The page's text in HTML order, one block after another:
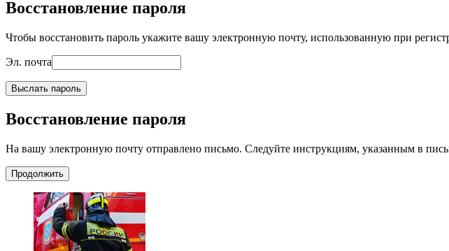
Восстановление пароля
Чтобы восстановить пароль укажите вашу электронную почту, использованную при
Эл. почта
Выслать пароль
Восстановление пароля
На вашу электронную почту отправлено письмо. Следуйте инструкциям, указанным в
Продолжить